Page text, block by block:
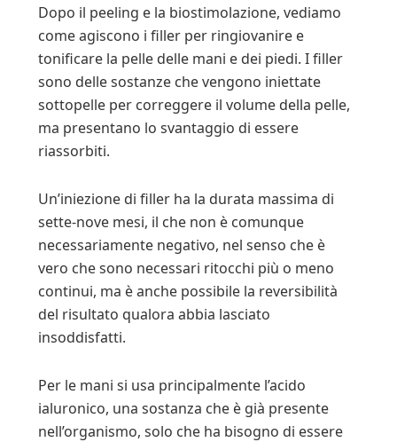
Dopo il peeling e la biostimolazione, vediamo
come agiscono i filler per ringiovanire e
tonificare la pelle delle mani e dei piedi. I filler
sono delle sostanze che vengono iniettate
sottopelle per correggere il volume della pelle,
ma presentano lo svantaggio di essere
riassorbiti.
Un’iniezione di filler ha la durata massima di
sette-nove mesi, il che non è comunque
necessariamente negativo, nel senso che è
vero che sono necessari ritocchi più o meno
continui, ma è anche possibile la reversibilità
del risultato qualora abbia lasciato
insoddisfatti.
Per le mani si usa principalmente l’acido
ialuronico, una sostanza che è già presente
nell’organismo, solo che ha bisogno di essere